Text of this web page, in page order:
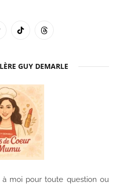
TikTok Threads
GUY DEMARLE
à moi pour toute question ou